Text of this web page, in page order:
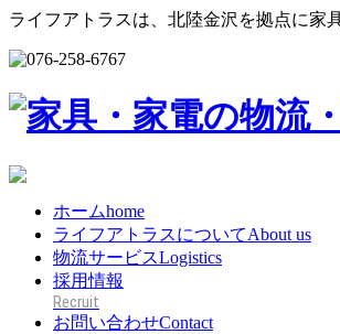
ライフアトラスは、北陸金沢を拠点に家
ホームhome
ライフアトラスについてAbout us
物流サービスLogistics
採用情報
お問い合わせContact